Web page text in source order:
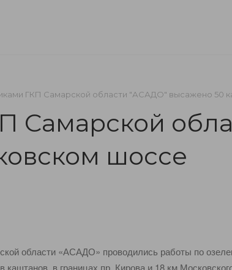
ГКП Самарской области "АСАДО" высажено 50
Самарской
шоссе
области «АСАДО» проводились работы по
в границах пр. Кирова и 18 км